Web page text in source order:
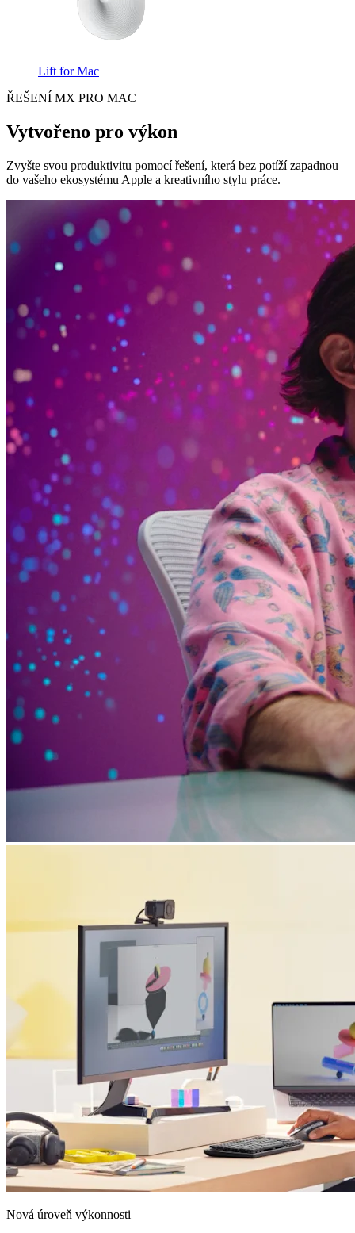
Lift for Mac
ŘEŠENÍ MX PRO MAC
Vytvořeno pro výkon
Zvyšte svou produktivitu pomocí řešení, která bez potíží zapadnou
do vašeho ekosystému Apple a kreativního stylu práce.
Nová úroveň výkonnosti